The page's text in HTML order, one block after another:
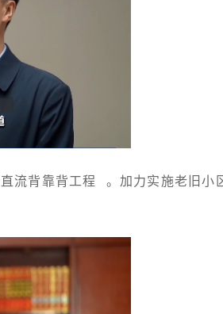
直流背靠背工程
。加力实施老旧小